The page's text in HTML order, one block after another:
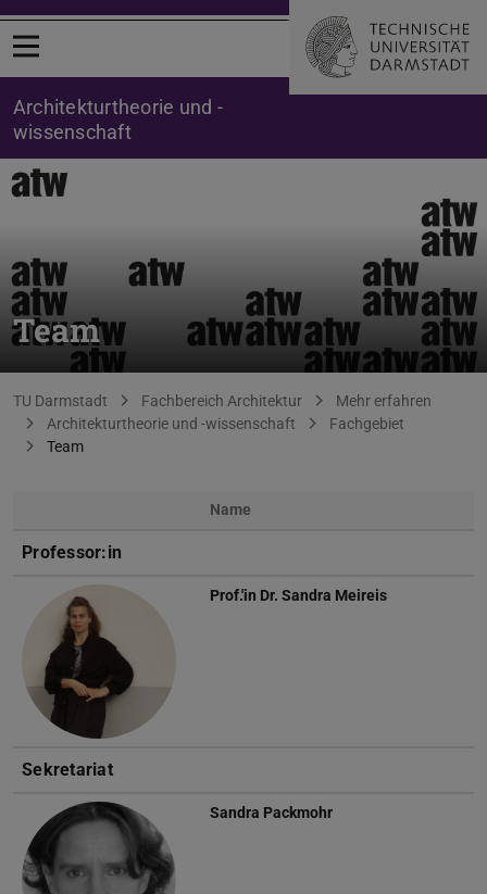
Menü öffnen
Architekturtheorie und -
wissenschaft
Team
Sie befinden sich hier:
TU Darmstadt Fachbereich Architektur
Mehr erfahren
Architekturtheorie und -wissenschaft
Fachgebiet
Team
Name
Professor:in
Prof.'in Dr. Sandra Meireis
Sekretariat
Sandra Packmohr